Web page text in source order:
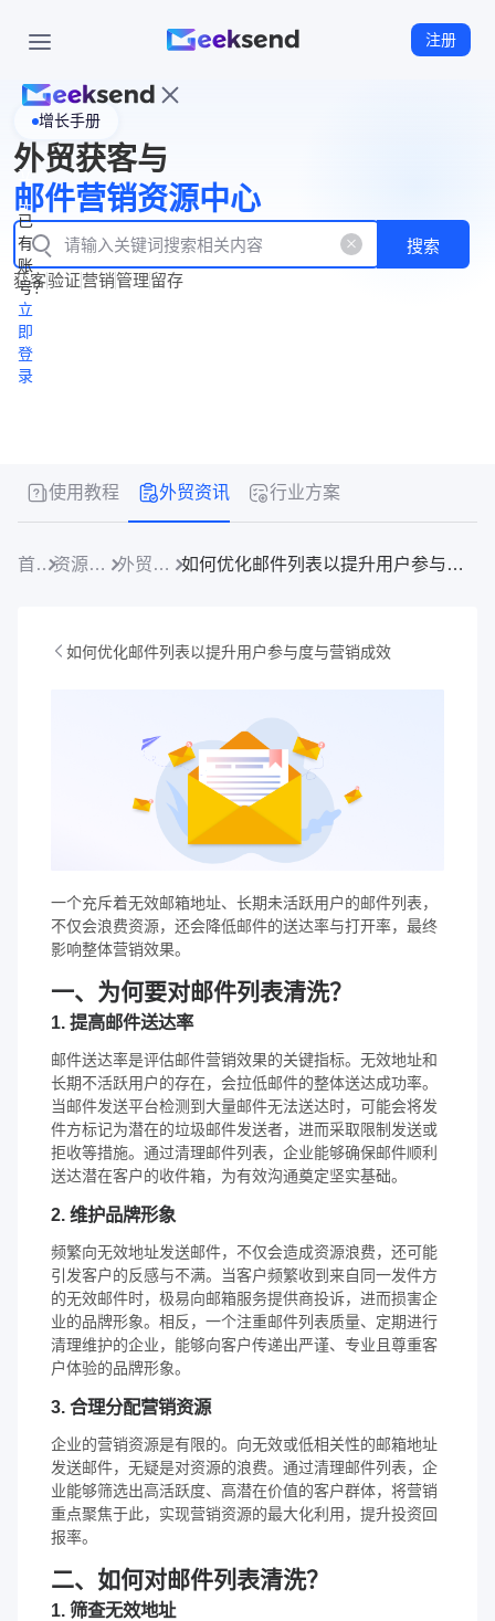
注册
页
WhatsApp
企业号
New
产
品
功
能
产
品
价
格
资
源
中
心
立
即
注
册
已
有
账
号？
立
即
登
录
增长手册
外贸获客与
邮件营销资源中心
搜索
获客验证营销管理留存
使用教程 外贸资讯 行业方案
首页 资源中心 外贸资讯 如何优化邮件列表以提升用户参与度与营销成效
如何优化邮件列表以提升用户参与度与营销成效
一个充斥着无效邮箱地址、长期未活跃用户的邮件列表，
不仅会浪费资源，还会降低邮件的送达率与打开率，最终
影响整体营销效果。
一、为何要对邮件列表清洗？
1. 提高邮件送达率
邮件送达率是评估邮件营销效果的关键指标。无效地址和
长期不活跃用户的存在，会拉低邮件的整体送达成功率。
当邮件发送平台检测到大量邮件无法送达时，可能会将发
件方标记为潜在的垃圾邮件发送者，进而采取限制发送或
拒收等措施。通过清理邮件列表，企业能够确保邮件顺利
送达潜在客户的收件箱，为有效沟通奠定坚实基础。
2. 维护品牌形象
频繁向无效地址发送邮件，不仅会造成资源浪费，还可能
引发客户的反感与不满。当客户频繁收到来自同一发件方
的无效邮件时，极易向邮箱服务提供商投诉，进而损害企
业的品牌形象。相反，一个注重邮件列表质量、定期进行
清理维护的企业，能够向客户传递出严谨、专业且尊重客
户体验的品牌形象。
3. 合理分配营销资源
企业的营销资源是有限的。向无效或低相关性的邮箱地址
发送邮件，无疑是对资源的浪费。通过清理邮件列表，企
业能够筛选出高活跃度、高潜在价值的客户群体，将营销
重点聚焦于此，实现营销资源的最大化利用，提升投资回
报率。
二、如何对邮件列表清洗？
1. 筛查无效地址